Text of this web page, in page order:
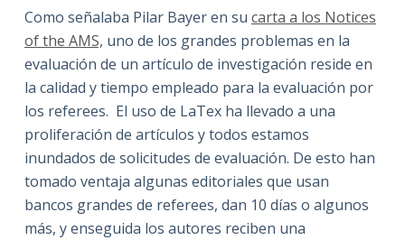
Como señalaba Pilar Bayer en su carta a los Notices
of the AMS, uno de los grandes problemas en la
evaluación de un artículo de investigación reside en
la calidad y tiempo empleado para la evaluación por
los referees. El uso de LaTex ha llevado a una
proliferación de artículos y todos estamos
inundados de solicitudes de evaluación. De esto han
tomado ventaja algunas editoriales que usan
bancos grandes de referees, dan 10 días o algunos
más, y enseguida los autores reciben una